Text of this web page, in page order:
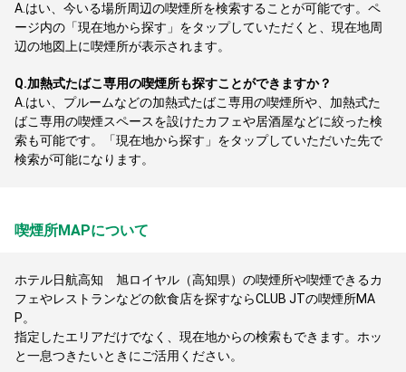
A. はい、今いる場所周辺の喫煙所を検索することが可能です。ペ
ージ内の「現在地から探す」をタップしていただくと、現在地周
辺の地図上に喫煙所が表示されます。
Q.加熱式たばこ専用の喫煙所も探すことができますか？
A. はい、プルームなどの加熱式たばこ専用の喫煙所や、加熱式た
ばこ専用の喫煙スペースを設けたカフェや居酒屋などに絞った検
索も可能です。「現在地から探す」をタップしていただいた先で
検索が可能になります。
喫煙所MAPについて
ホテル日航高知 旭ロイヤル（高知県）の喫煙所や喫煙できるカ
フェやレストランなどの飲食店を探すならCLUB JTの喫煙所MA
P。
指定したエリアだけでなく、現在地からの検索もできます。ホッ
と一息つきたいときにご活用ください。